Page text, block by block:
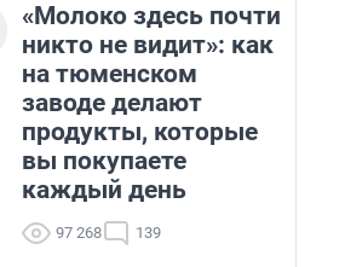
«Молоко здесь почти
никто не видит»: как
на тюменском
заводе делают
продукты, которые
вы покупаете
каждый день
97 268 139